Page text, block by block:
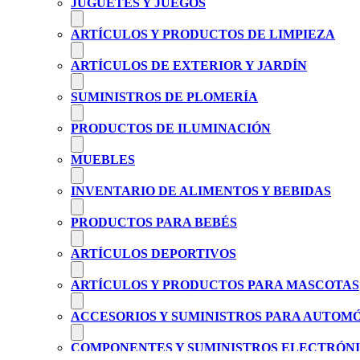
JUGUETES Y JUEGOS
ARTÍCULOS Y PRODUCTOS DE LIMPIEZA
ARTÍCULOS DE EXTERIOR Y JARDÍN
SUMINISTROS DE PLOMERÍA
PRODUCTOS DE ILUMINACIÓN
MUEBLES
INVENTARIO DE ALIMENTOS Y BEBIDAS
PRODUCTOS PARA BEBÉS
ARTÍCULOS DEPORTIVOS
ARTÍCULOS Y PRODUCTOS PARA MASCOTAS
ACCESORIOS Y SUMINISTROS PARA
COMPONENTES Y SUMINISTROS